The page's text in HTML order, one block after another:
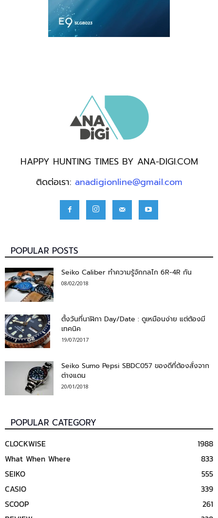
HAPPY HUNTING TIMES BY ANA-DIGI.COM
ติดต่อเรา: anadigionline@gmail.com
POPULAR POSTS
Seiko Caliber ทำความรู้จักกลไก 6R-4R กัน
08/02/2018
ตั้งวันที่นาฬิกา Day/Date : ดูเหมือนง่าย แต่ต้องมี
เทคนิค
19/07/2017
Seiko Sumo Pepsi SBDC057 ของดีที่ต้องสั่งจาก
ต่างแดน
20/01/2018
POPULAR CATEGORY
CLOCKWISE
1988
What When Where
833
SEIKO
555
CASIO
339
SCOOP
261